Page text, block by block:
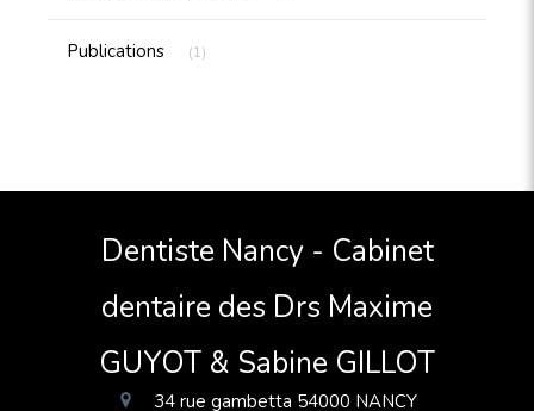
Publications (1)
Dentiste Nancy - Cabinet
dentaire des Drs Maxime
GUYOT & Sabine GILLOT
34 rue gambetta 54000 NANCY